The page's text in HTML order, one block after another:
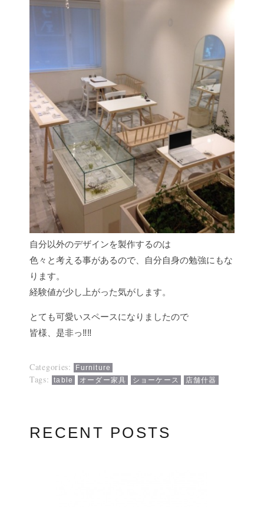
自分以外のデザインを製作するのは
色々と考える事があるので、自分自身の勉強にもな
ります。
経験値が少し上がった気がします。
とても可愛いスペースになりましたので
皆様、是非っ‼︎‼︎
Categories: Furniture
Tags: table オーダー家具 ショーケース 店舗什器
RECENT POSTS